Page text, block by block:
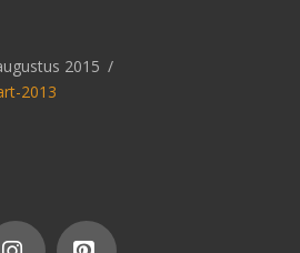
2015
2013